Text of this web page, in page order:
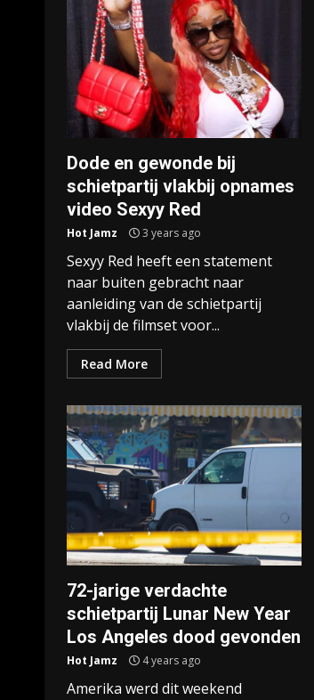
Dode en gewonde bij
schietpartij vlakbij opnames
video Sexyy Red
Hot Jamz 3 years ago
Sexyy Red heeft een statement
naar buiten gebracht naar
aanleiding van de schietpartij
vlakbij de filmset voor...
Read More
72-jarige verdachte
schietpartij Lunar New Year
Los Angeles dood gevonden
Hot Jamz 4 years ago
Amerika werd dit weekend